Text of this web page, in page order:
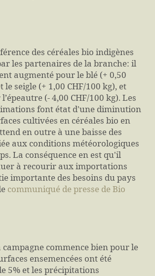
des céréales bio indigènes
les partenaires de la branche: il
augmenté pour le blé (+ 0,50
le seigle (+ 1,00 CHF/100 kg), et
(- 4,00 CHF/100 kg). Les
font état d'une diminution
cultivées en céréales bio en
en outre à une baisse des
aux conditions météorologiques
La conséquence en est qu'il
à recourir aux importations
importante des besoins du pays
communiqué de presse de Bio
campagne commence bien pour le
ensemencées ont été
5% et les précipitations